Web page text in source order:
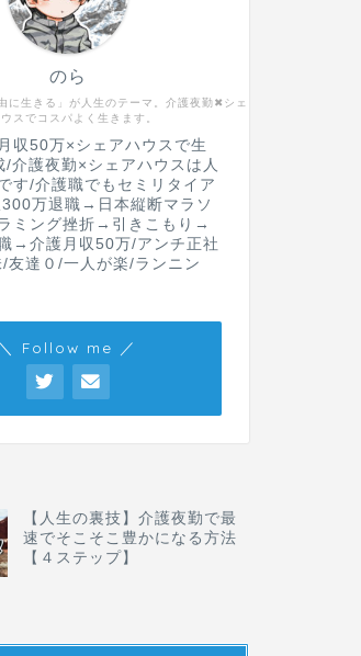
に生きる」が人生のテーマ。介護夜勤✖︎シェ
スでコスパよく生きます。
のら
収50万×シェアハウスで生
/介護夜勤×シェアハウスは人
す/介護職でもセミリタイア
万退職→日本縦断マラソ
ミング挫折→引きこもり→
→介護月収50万/アンチ正社
友達０/一人が楽/ランニン
＼ Follow me ／
【人生の裏技】介護夜勤で最
速でそこそこ豊かになる方法
【４ステップ】